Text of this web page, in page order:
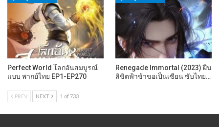
Perfect World โลกอันสมบูรณ์
แบบ พากย์ไทย EP1-EP270
Renegade Immortal (2023) ฝืน
ลิขิตฟ้าข้าขอเป็นเซียน ซับไทย…
PREV NEXT 1 of 733